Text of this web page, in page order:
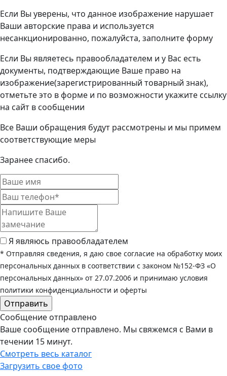
Если Вы уверены, что данное изображение нарушает
Ваши авторские права и используется
несанкционированно, пожалуйста, заполните форму
Если Вы являетесь правообладателем и у Вас есть
документы, подтверждающие Ваше право на
изображение(зарегистрированный товарный знак),
отметьте это в форме и по возможности укажите ссылку
на сайт в сообщении
Все Ваши обращения будут рассмотрены и мы примем
соответствующие меры
Заранее спасибо.
Я являюсь правообладателем
* Отправляя сведения, я даю свое согласие на обработку моих
персональных данных в соответствии с законом №152-ФЗ «О
персональных данных» от 27.07.2006 и принимаю условия
политики конфиденциальности и оферты
Сообщение отправлено
Ваше сообщение отправлено. Мы свяжемся с Вами в
течении 15 минут.
Смотреть весь каталог
Загрузить свое фото